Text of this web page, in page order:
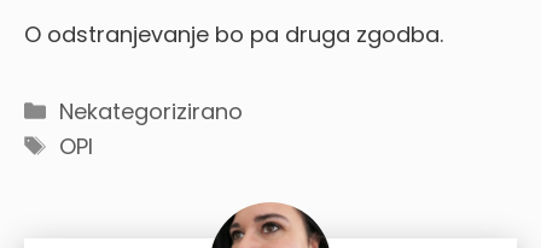
O odstranjevanje bo pa druga zgodba.
Categories
Nekategorizirano
Tags
OPI